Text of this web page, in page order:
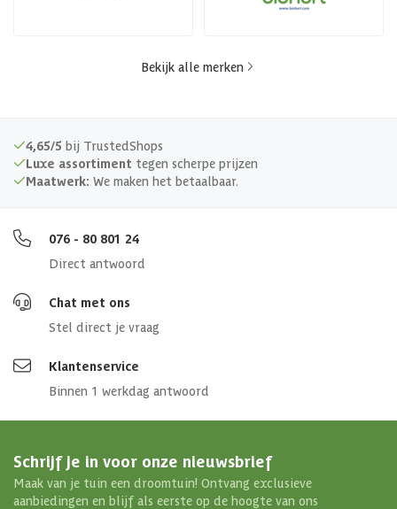
Bekijk alle merken
4,65/5 bij TrustedShops
Luxe assortiment tegen scherpe prijzen
Maatwerk: We maken het betaalbaar.
076 - 80 801 24
Direct antwoord
Chat met ons
Stel direct je vraag
Klantenservice
Binnen 1 werkdag antwoord
Schrijf je in voor onze nieuwsbrief
Maak van je tuin een droomtuin! Ontvang exclusieve
aanbiedingen en blijf als eerste op de hoogte van ons